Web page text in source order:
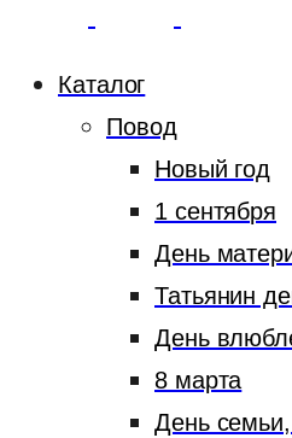
Каталог
Повод
Новый год
1 сентября
День
Татьянин
День
8 марта
День